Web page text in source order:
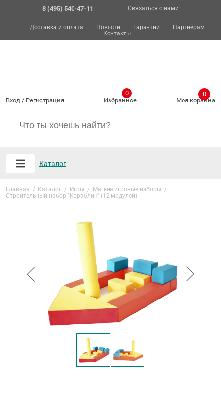
8 (495) 540-47-11 Связаться с нами
Доставка и оплата Новости Гарантии
Партнёрам
Контакты
Вход / Регистрация Избранное
0
Моя корзина
0
Каталог
Главная / Каталог / Игры / Мягкие игровые наборы /
Строительный набор "Кораблик" (12 модулей)